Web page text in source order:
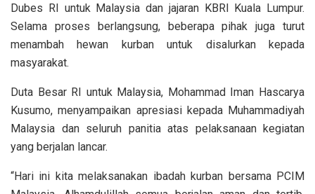
Dubes RI untuk Malaysia dan jajaran KBRI Kuala Lumpur.
Selama proses berlangsung, beberapa pihak juga turut
menambah hewan kurban untuk disalurkan kepada
masyarakat.
Duta Besar RI untuk Malaysia, Mohammad Iman Hascarya
Kusumo, menyampaikan apresiasi kepada Muhammadiyah
Malaysia dan seluruh panitia atas pelaksanaan kegiatan
yang berjalan lancar.
“Hari ini kita melaksanakan ibadah kurban bersama PCIM